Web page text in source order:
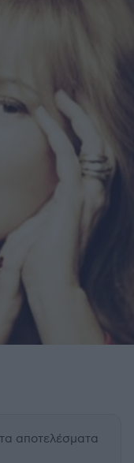
αποτελέσματα